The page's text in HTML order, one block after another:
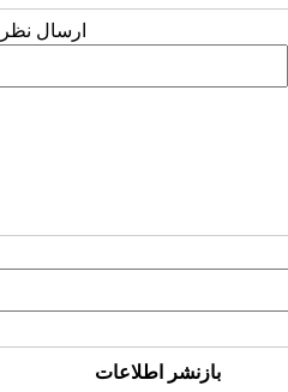
ارسال
بازنشر اطلاعات